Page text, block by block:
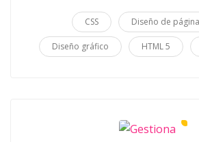
CSS Diseño de
Diseño gráfico HTML 5